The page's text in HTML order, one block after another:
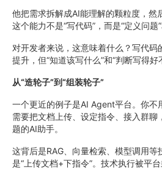
他把需求拆解成AI能理解的颗粒度，然
这个能力不是“写代码”，而是“定义问题”
对开发者来说，这意味着什么？写代码
提升，但“知道该写什么”和“判断写得好
从“造轮子”到“组装轮子”
一个更近的例子是AI Agent平台。你不
需要把文档上传、设定指令、接入群聊
题的AI助手。
这背后是RAG、向量检索、模型调用
是“上传文档+下指令”。技术执行被平台